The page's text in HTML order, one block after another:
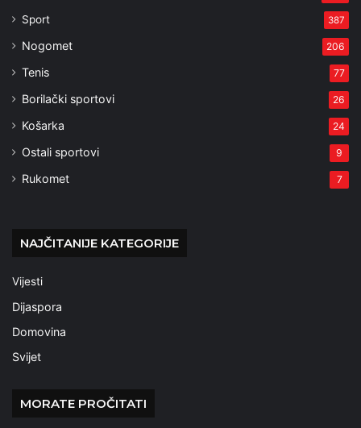
Sport 387
Nogomet 206
Tenis 77
Borilački sportovi 26
Košarka 24
Ostali sportovi 9
Rukomet 7
NAJČITANIJE KATEGORIJE
Vijesti
Dijaspora
Domovina
Svijet
MORATE PROČITATI